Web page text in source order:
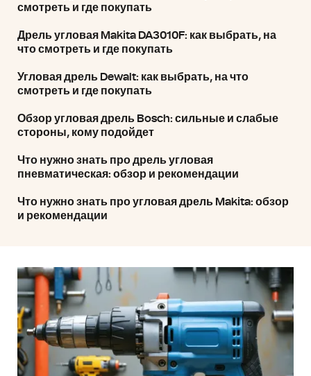
смотреть и где покупать
Дрель угловая Makita DA3010F: как выбрать, на
что смотреть и где покупать
Угловая дрель Dewalt: как выбрать, на что
смотреть и где покупать
Обзор угловая дрель Bosch: сильные и слабые
стороны, кому подойдет
Что нужно знать про дрель угловая
пневматическая: обзор и рекомендации
Что нужно знать про угловая дрель Makita: обзор
и рекомендации